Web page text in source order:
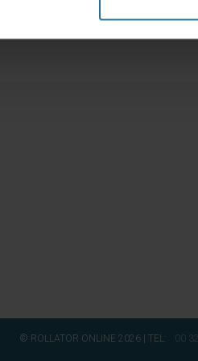
© ROLLATOR ONLINE 2026 | TEL: 00